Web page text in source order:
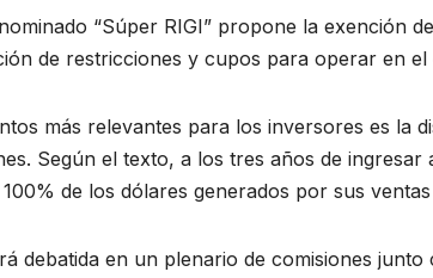
“Súper RIGI” propone la exención
de restricciones y cupos para operar en
más relevantes para los inversores es la
Según el texto, a los tres años de
de los dólares generados por sus
debatida en un plenario de comisiones